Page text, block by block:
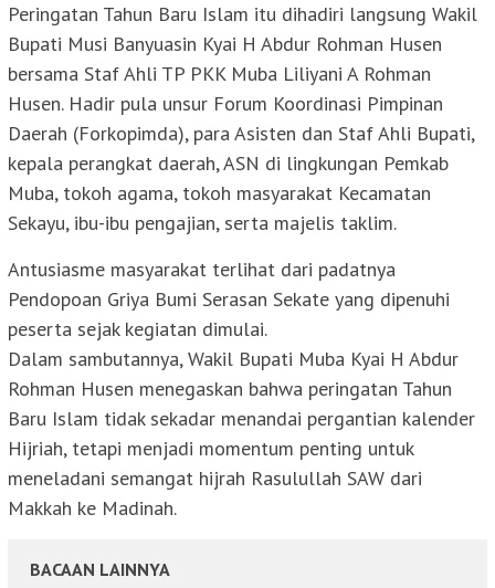
Peringatan Tahun Baru Islam itu dihadiri langsung Wakil
Bupati Musi Banyuasin Kyai H Abdur Rohman Husen
bersama Staf Ahli TP PKK Muba Liliyani A Rohman
Husen. Hadir pula unsur Forum Koordinasi Pimpinan
Daerah (Forkopimda), para Asisten dan Staf Ahli Bupati,
kepala perangkat daerah, ASN di lingkungan Pemkab
Muba, tokoh agama, tokoh masyarakat Kecamatan
Sekayu, ibu-ibu pengajian, serta majelis taklim.
Antusiasme masyarakat terlihat dari padatnya
Pendopoan Griya Bumi Serasan Sekate yang dipenuhi
peserta sejak kegiatan dimulai.
Dalam sambutannya, Wakil Bupati Muba Kyai H Abdur
Rohman Husen menegaskan bahwa peringatan Tahun
Baru Islam tidak sekadar menandai pergantian kalender
Hijriah, tetapi menjadi momentum penting untuk
meneladani semangat hijrah Rasulullah SAW dari
Makkah ke Madinah.
BACAAN LAINNYA